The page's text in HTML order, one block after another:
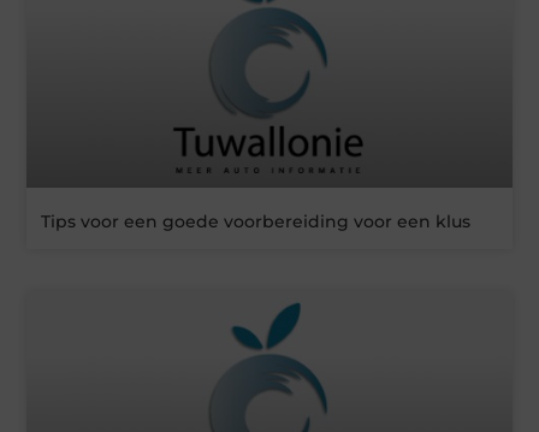
Tips voor een goede voorbereiding voor een klus